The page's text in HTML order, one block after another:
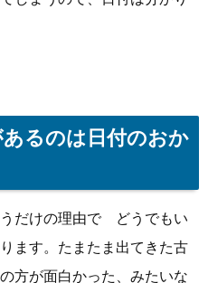
るのは日付のおか
だけの理由で どうでもい
ます。たまたま出てきた古
方が面白かった、みたいな